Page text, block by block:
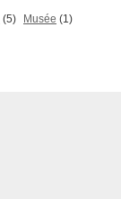
(5) Musée (1)